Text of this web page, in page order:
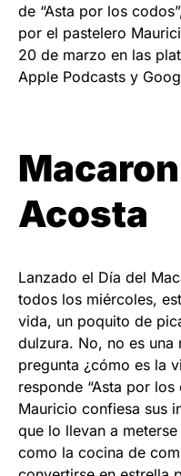
de “Asta por los
por el pastelero
20 de marzo en las
Apple Podcasts y
Acosta
Lanzado el Día del
todos los miércoles,
vida, un poquito de
dulzura. No, no es una
pregunta ¿cómo es la
responde “Asta por
Mauricio confiesa sus
que lo llevan a
como la cocina de